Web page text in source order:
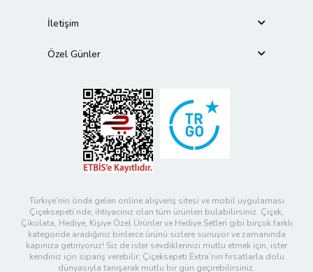
İletişim
Özel Günler
Türkiye’nin önde gelen online alışveriş sitesi ve mobil uygulaması
Çiçeksepeti’nde, ihtiyacınız olan tüm ürünleri bulabilirsiniz. Çiçek,
Çikolata, Hediye, Kişiye Özel Ürünler ve Hediye Setleri gibi birçok farklı
kategoride aradığınız binlerce ürünü sizlere sunuyor ve zamanında
kapınıza getiriyoruz! Siz de ister sevdiklerinizi mutlu etmek için, ister
kendiniz için sipariş verebilir; Çiçeksepeti Extra’nın fırsatlarla dolu
dünyasıyla tanışarak mutlu bir gün geçirebilirsiniz.